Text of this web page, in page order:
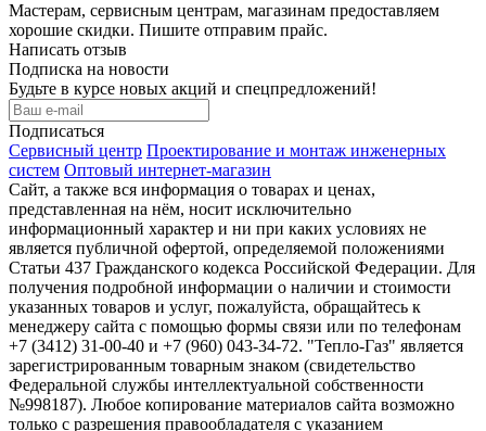
Мастерам, сервисным центрам, магазинам предоставляем
хорошие скидки. Пишите отправим прайс.
Написать отзыв
Подписка на новости
Будьте в курсе новых акций и спецпредложений!
Подписаться
Сервисный центр Проектирование и монтаж инженерных
систем Оптовый интернет-магазин
Сайт, а также вся информация о товарах и ценах,
представленная на нём, носит исключительно
информационный характер и ни при каких условиях не
является публичной офертой, определяемой положениями
Статьи 437 Гражданского кодекса Российской Федерации. Для
получения подробной информации о наличии и стоимости
указанных товаров и услуг, пожалуйста, обращайтесь к
менеджеру сайта с помощью формы связи или по телефонам
+7 (3412) 31-00-40 и +7 (960) 043-34-72. "Тепло-Газ" является
зарегистрированным товарным знаком (свидетельство
Федеральной службы интеллектуальной собственности
№998187). Любое копирование материалов сайта возможно
только с разрешения правообладателя с указанием